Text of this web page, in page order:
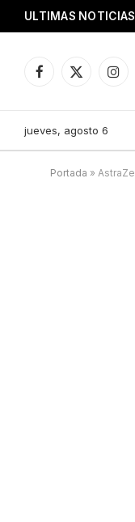
ULTIMAS NOTICIAS
Facebook
X
jueves, agosto 6
Portada »